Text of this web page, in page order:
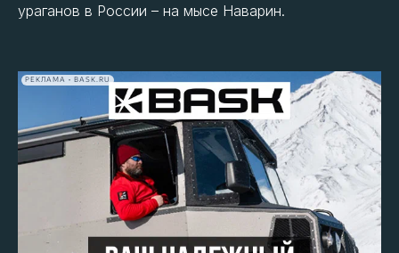
ураганов в России – на мысе Наварин.
РЕКЛАМА • BASK.RU
50 тыс. человек
Столица региона